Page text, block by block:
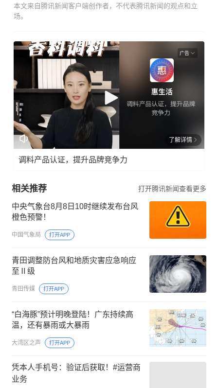
本文来自腾讯新闻客户端创作者，不代表腾讯新闻的观点和立
场。
广告
了解详情
调料产品认证，提升品牌竞争力
相关推荐 打开腾讯新闻查看更多
中央气象台8月8日10时继续发布台风
橙色预警！
中国气象局 打开APP
青田调整防台风和地质灾害应急响应
至Ⅱ级
青田传媒 打开APP
“白海豚”预计明晚登陆！广东持续高
温，还有暴雨或大暴雨
大湾区之声 打开APP
凭本人手机号：验证后获取！#运营商
业务